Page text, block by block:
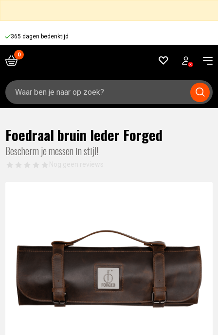
365 dagen bedenktijd
Zoeken
naar:
Foedraal bruin leder Forged
Bescherm je messen in stijl!